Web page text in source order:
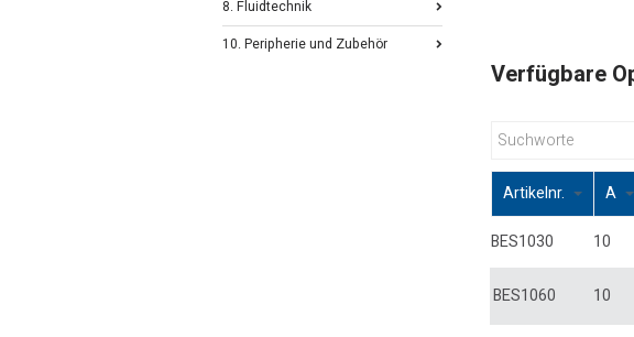
Verfügbare
Artikelnr. A
BES1030 10
BES1060 10
8. Fluidtechnik
10. Peripherie und Zubehör